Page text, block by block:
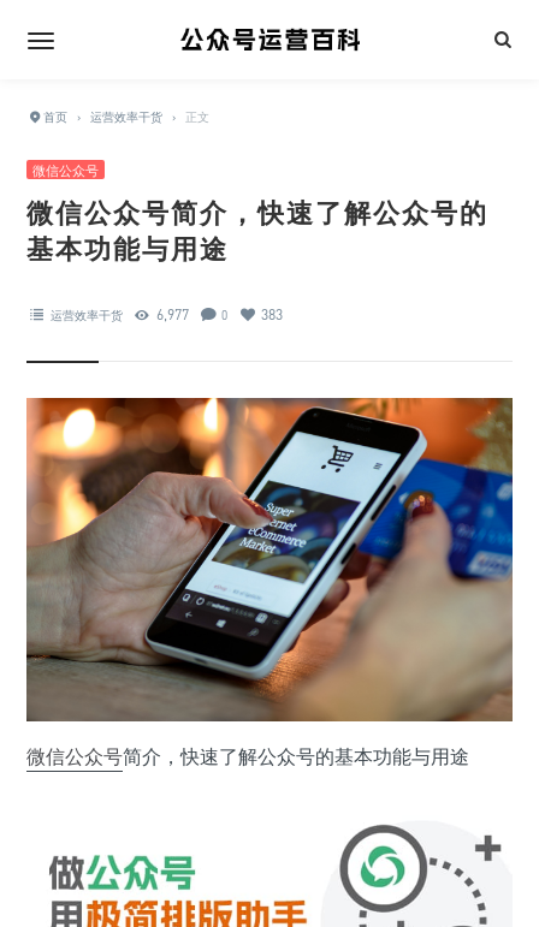
首页 › 运营效率干货 › 正文
微信公众号
微信公众号简介，快速了解公众号的
基本功能与用途
运营效率干货 6,977 0 383
微信公众号简介，快速了解公众号的基本功能与用途